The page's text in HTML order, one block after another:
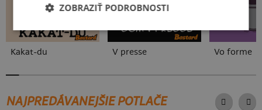
Kakat-du V presse Vo forme
NAJPREDÁVANEJŠIE POTLAČE
ZOBRAZIŤ PODROBNOSTI